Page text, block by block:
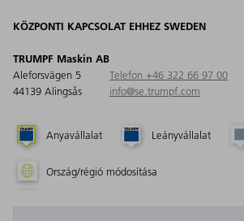
KÖZPONTI KAPCSOLAT EHHEZ SWEDEN
TRUMPF Maskin AB
Aleforsvägen 5
44139 Alingsås
Telefon +46 322 66 97 00
info@se.trumpf.com
Anyavállalat Leányvállalat
Ország/régió módosítása